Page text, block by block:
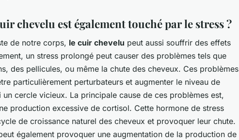
chevelu est également touché par le stress ?
de notre corps, le cuir chevelu peut aussi souffrir des effets
un stress prolongé peut causer des problèmes tels que
des pellicules, ou même la chute des cheveux. Ces problèmes
particulièrement perturbateurs et augmenter le niveau de
un cercle vicieux. La principale cause de ces problèmes est,
production excessive de cortisol. Cette hormone de stress
de croissance naturel des cheveux et provoquer leur chute.
également provoquer une augmentation de la production de